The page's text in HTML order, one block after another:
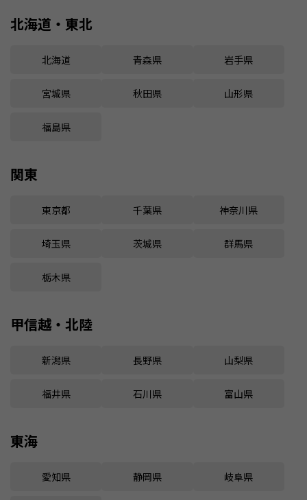
北海道・東北
北海道 青森県 岩手県
宮城県 秋田県 山形県
福島県
関東
東京都 千葉県 神奈川県
埼玉県 茨城県 群馬県
栃木県
甲信越・北陸
新潟県 長野県 山梨県
福井県 石川県 富山県
東海
愛知県 静岡県 岐阜県